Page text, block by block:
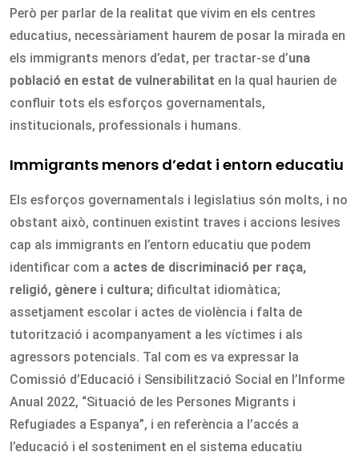
Però per parlar de la realitat que vivim en els centres
educatius, necessàriament haurem de posar la mirada en
els immigrants menors d’edat, per tractar-se d’una
població en estat de vulnerabilitat en la qual haurien de
confluir tots els esforços governamentals,
institucionals, professionals i humans.
Immigrants menors d’edat i entorn educatiu
Els esforços governamentals i legislatius són molts, i no
obstant això, continuen existint traves i accions lesives
cap als immigrants en l’entorn educatiu que podem
identificar com a actes de discriminació per raça,
religió, gènere i cultura; dificultat idiomàtica;
assetjament escolar i actes de violència i falta de
tutorització i acompanyament a les víctimes i als
agressors potencials. Tal com es va expressar la
Comissió d’Educació i Sensibilització Social en l’Informe
Anual 2022, “Situació de les Persones Migrants i
Refugiades a Espanya”, i en referència a l’accés a
l’educació i el sosteniment en el sistema educatiu